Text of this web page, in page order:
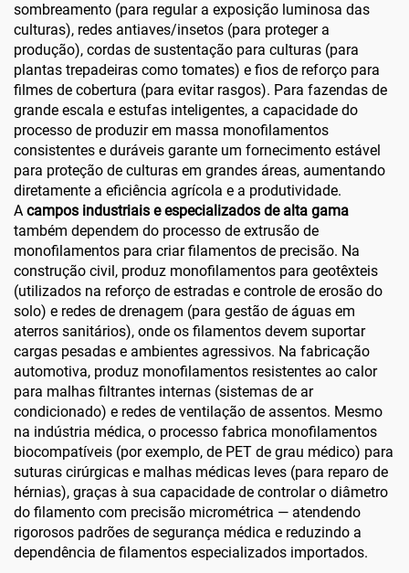
sombreamento (para regular a exposição luminosa das
culturas), redes antiaves/insetos (para proteger a
produção), cordas de sustentação para culturas (para
plantas trepadeiras como tomates) e fios de reforço para
filmes de cobertura (para evitar rasgos). Para fazendas de
grande escala e estufas inteligentes, a capacidade do
processo de produzir em massa monofilamentos
consistentes e duráveis garante um fornecimento estável
para proteção de culturas em grandes áreas, aumentando
diretamente a eficiência agrícola e a produtividade.
A campos industriais e especializados de alta gama
também dependem do processo de extrusão de
monofilamentos para criar filamentos de precisão. Na
construção civil, produz monofilamentos para geotêxteis
(utilizados na reforço de estradas e controle de erosão do
solo) e redes de drenagem (para gestão de águas em
aterros sanitários), onde os filamentos devem suportar
cargas pesadas e ambientes agressivos. Na fabricação
automotiva, produz monofilamentos resistentes ao calor
para malhas filtrantes internas (sistemas de ar
condicionado) e redes de ventilação de assentos. Mesmo
na indústria médica, o processo fabrica monofilamentos
biocompatíveis (por exemplo, de PET de grau médico) para
suturas cirúrgicas e malhas médicas leves (para reparo de
hérnias), graças à sua capacidade de controlar o diâmetro
do filamento com precisão micrométrica — atendendo
rigorosos padrões de segurança médica e reduzindo a
dependência de filamentos especializados importados.